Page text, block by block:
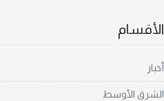
الأقسام
أخبار
الشرق الأوسط